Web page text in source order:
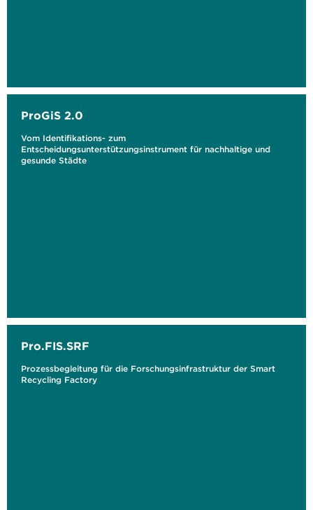
ProGiS 2.0
Vom Identifikations- zum
Entscheidungsunterstützungsinstrument für nachhaltige und
gesunde Städte
Pro.FIS.SRF
Prozessbegleitung für die Forschungsinfrastruktur der Smart
Recycling Factory